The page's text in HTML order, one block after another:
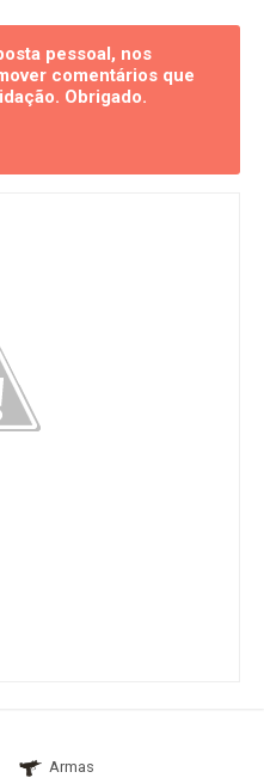
pessoal, nos
comentários que
Obrigado.
Armas